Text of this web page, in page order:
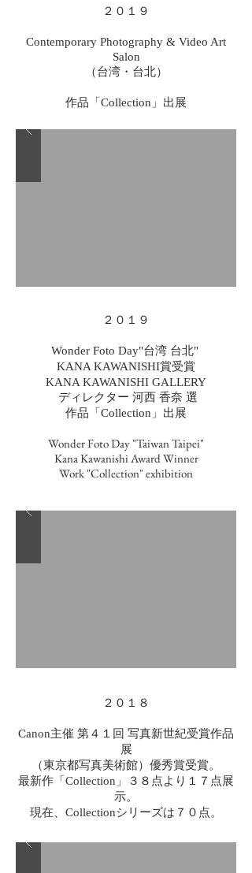
２０１９
Contemporary Photography & Video Art
Salon
（台湾・台北）
作品「Collection」出展
２０１９
Wonder Foto Day"台湾 台北"
KANA KAWANISHI賞受賞
KANA KAWANISHI GALLERY
ディレクター 河西 香奈 選
作品「Collection」出展
Wonder Foto Day "Taiwan Taipei"
Kana Kawanishi Award Winner
Work "Collection" exhibition
２０１８
Canon主催 第４１回 写真新世紀受賞作品
展
（東京都写真美術館）優秀賞受賞。
最新作「Collection」３８点より１７点展
示。
現在、Collectionシリーズは７０点。